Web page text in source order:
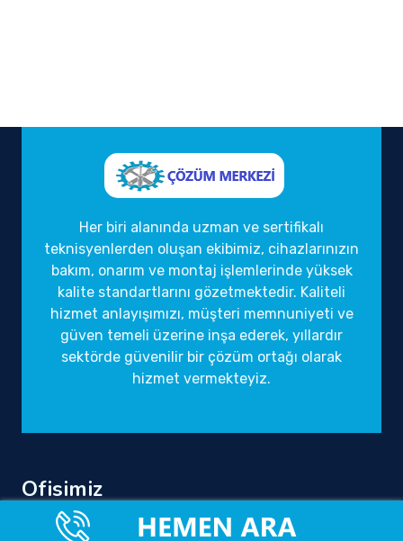
Her biri alanında uzman ve sertifikalı
teknisyenlerden oluşan ekibimiz, cihazlarınızın
bakım, onarım ve montaj işlemlerinde yüksek
kalite standartlarını gözetmektedir. Kaliteli
hizmet anlayışımızı, müşteri memnuniyeti ve
güven temeli üzerine inşa ederek, yıllardır
sektörde güvenilir bir çözüm ortağı olarak
hizmet vermekteyiz.
Ofisimiz